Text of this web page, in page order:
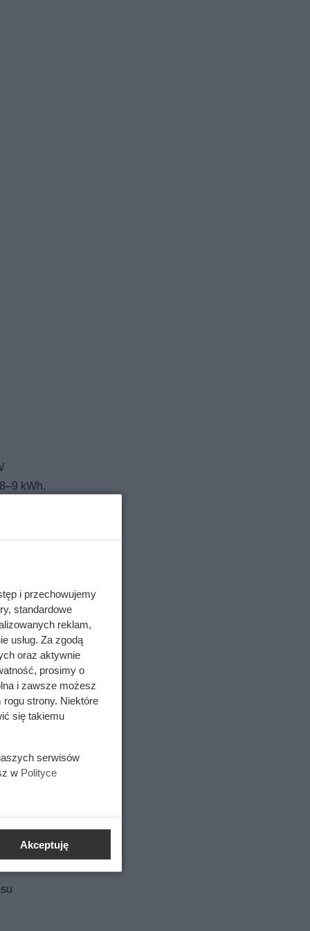
kWh.
szybciej
ryzyko
i przechowujemy
standardowe
reklam,
usług. Za zgodą
oraz aktywnie
prosimy o
i zawsze możesz
strony. Niektóre
się takiemu
serwisów
w Polityce
Akceptuję